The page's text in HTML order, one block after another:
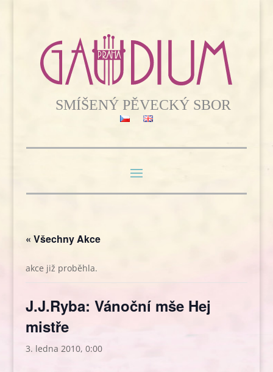
« Všechny Akce
akce již proběhla.
J.J.Ryba: Vánoční mše Hej
mistře
3. ledna 2010, 0:00